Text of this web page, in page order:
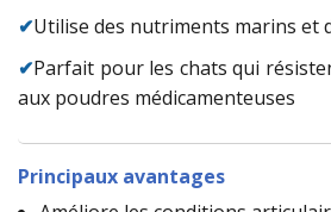
✔Utilise des nutriments marins et
✔Parfait pour les chats qui
aux poudres médicamenteuses
Principaux avantages